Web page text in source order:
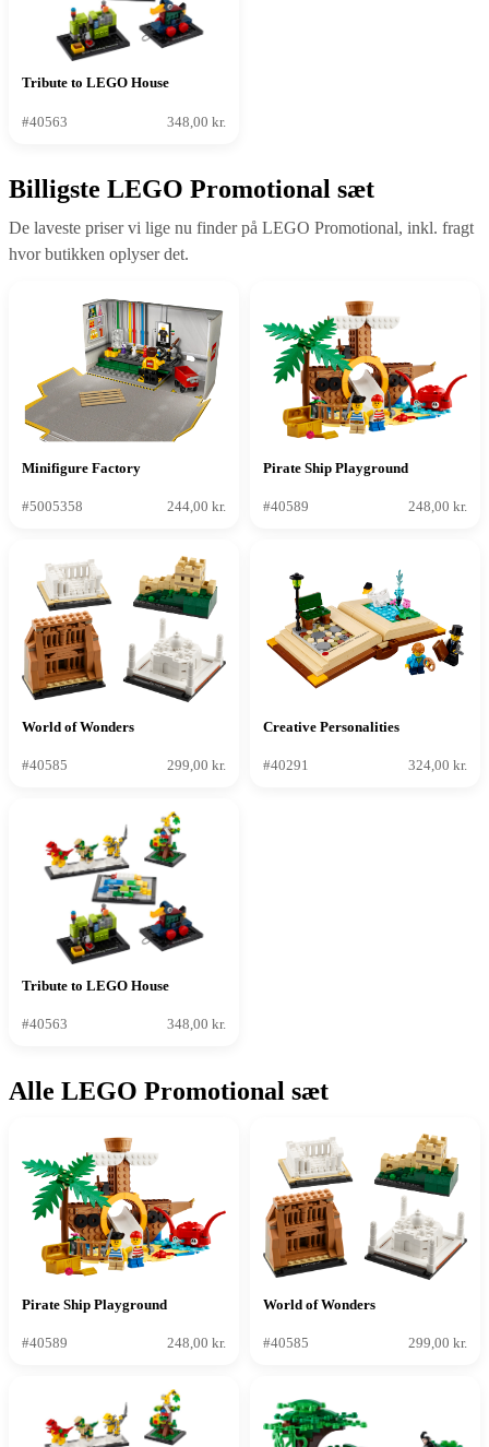
Tribute to LEGO House
#40563 348,00 kr.
Billigste LEGO Promotional sæt
De laveste priser vi lige nu finder på LEGO Promotional, inkl. fragt
hvor butikken oplyser det.
Minifigure Factory
#5005358 244,00 kr.
Pirate Ship Playground
#40589 248,00 kr.
World of Wonders
#40585 299,00 kr.
Creative Personalities
#40291 324,00 kr.
Tribute to LEGO House
#40563 348,00 kr.
Alle LEGO Promotional sæt
Pirate Ship Playground
#40589 248,00 kr.
World of Wonders
#40585 299,00 kr.